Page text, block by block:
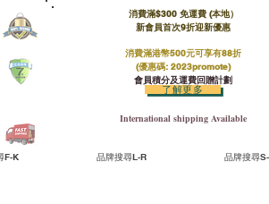
消費滿$300 免運費 (本地）​
新會員首次9折迎新優惠
消費滿港幣500元可享有88折
(優惠碼: 2023promote)
會員積分及運費回贈計劃
International shipping Available
了解更多
F-K 品牌搜尋L-R 品牌搜尋